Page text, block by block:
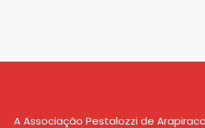
A Associação Pestalozzi de